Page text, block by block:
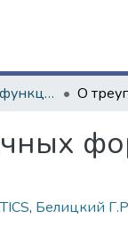
Теория функций, функциональный анализ и их приложения (1965–1985 гг.)
, Белицкий